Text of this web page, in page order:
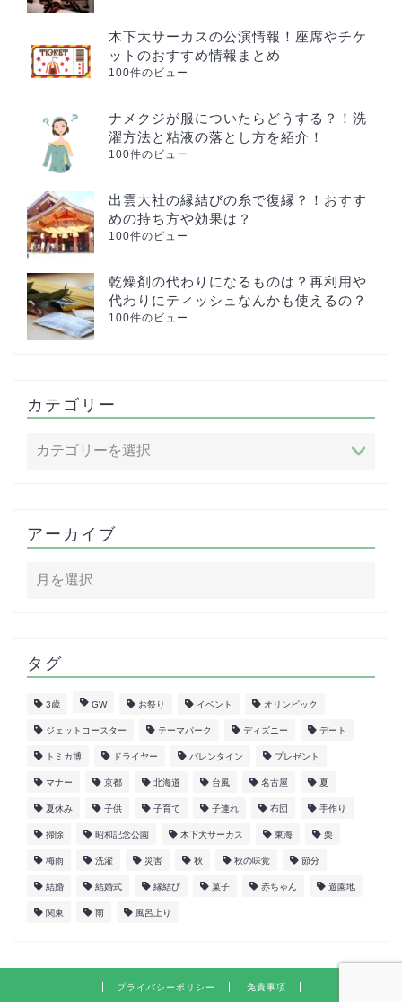
木下大サーカスの公演情報！座席やチケ
ットのおすすめ情報まとめ
100件のビュー
ナメクジが服についたらどうする？！洗
濯方法と粘液の落とし方を紹介！
100件のビュー
出雲大社の縁結びの糸で復縁？！おすす
めの持ち方や効果は？
100件のビュー
乾燥剤の代わりになるものは？再利用や
代わりにティッシュなんかも使えるの？
100件のビュー
カテゴリー
アーカイブ
タグ
3歳 GW お祭り イベント オリンピック
ジェットコースター テーマパーク ディズニー デート
トミカ博 ドライヤー バレンタイン プレゼント
マナー 京都 北海道 台風 名古屋 夏
夏休み 子供 子育て 子連れ 布団 手作り
掃除 昭和記念公園 木下大サーカス 東海 栗
梅雨 洗濯 災害 秋 秋の味覚 節分
結婚 結婚式 縁結び 菓子 赤ちゃん 遊園地
関東 雨 風呂上り
プライバシーポリシー 免責事項